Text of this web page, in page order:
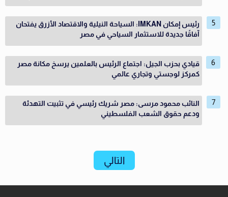
رئيس إمكان IMKAN: السياحة النيلية والاقتصاد الأزرق يفتحان
آفاقًا جديدة للاستثمار السياحي في مصر
قيادي بحزب الجيل: اجتماع الرئيس بالعلمين يرسخ مكانة مصر
كمركز لوجستي وتجاري عالمي
النائب محمود مرسى: مصر شريك رئيسي في تثبيت التهدئة
ودعم حقوق الشعب الفلسطيني
التالي